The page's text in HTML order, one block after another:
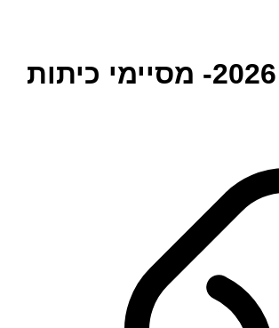
קורס קיץ 2026- מסיימי כיתות